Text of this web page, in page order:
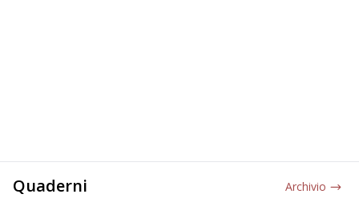
Quaderni Archivio